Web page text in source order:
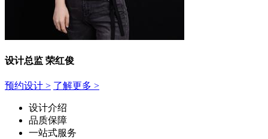
设计总监 荣红俊
预约设计 > 了解更多 >
设计介绍
品质保障
一站式服务